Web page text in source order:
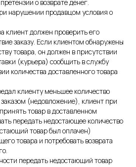
о возврате денег.
нарушении продавцом условия о
клиент должен проверить его
заказу. Если клиентом обнаружены
товара, он должен в присутствии
(курьера) сообщить в службу
количества доставленного товара
клиенту меньшее количество
(недовложение), клиент при
товар в доставленном
передать недостающее количество
товар был оплачен)
товара и потребовать возврата
передать недостающий товар